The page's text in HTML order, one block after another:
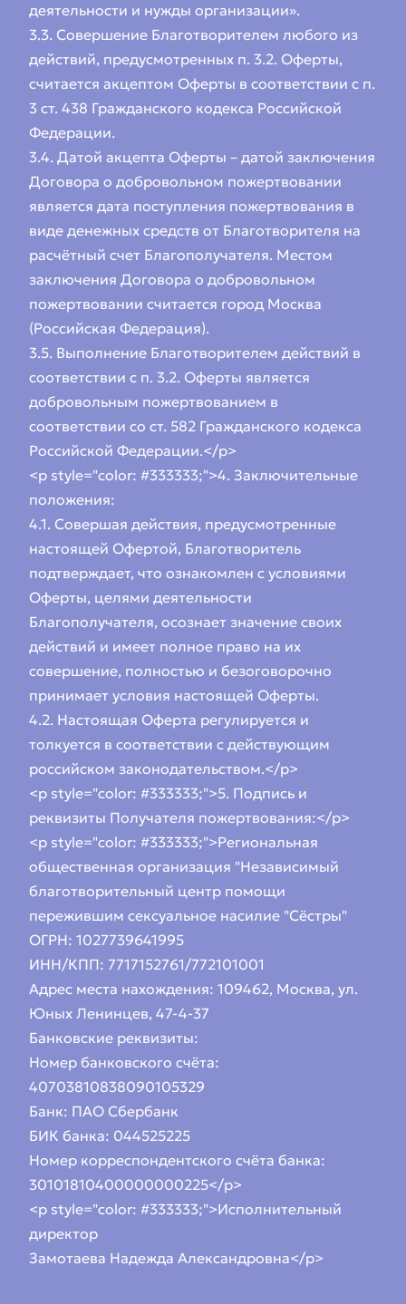
деятельности и нужды организации».
3.3. Совершение Благотворителем любого из
действий, предусмотренных п. 3.2. Оферты,
считается акцептом Оферты в соответствии с п.
3 ст. 438 Гражданского кодекса Российской
Федерации.
3.4. Датой акцепта Оферты – датой заключения
Договора о добровольном пожертвовании
является дата поступления пожертвования в
виде денежных средств от Благотворителя на
расчётный счет Благополучателя. Местом
заключения Договора о добровольном
пожертвовании считается город Москва
(Российская Федерация).
3.5. Выполнение Благотворителем действий в
соответствии с п. 3.2. Оферты является
добровольным пожертвованием в
соответствии со ст. 582 Гражданского кодекса
Российской Федерации.</p>
<p style="color: #333333;">4. Заключительные
положения:
4.1. Совершая действия, предусмотренные
настоящей Офертой, Благотворитель
подтверждает, что ознакомлен с условиями
Оферты, целями деятельности
Благополучателя, осознает значение своих
действий и имеет полное право на их
совершение, полностью и безоговорочно
принимает условия настоящей Оферты.
4.2. Настоящая Оферта регулируется и
толкуется в соответствии с действующим
российском законодательством.</p>
<p style="color: #333333;">5. Подпись и
реквизиты Получателя пожертвования:</p>
<p style="color: #333333;">Региональная
общественная организация "Независимый
благотворительный центр помощи
пережившим сексуальное насилие "Сёстры"
ОГРН: 1027739641995
ИНН/КПП: 7717152761/772101001
Адрес места нахождения: 109462, Москва, ул.
Юных Ленинцев, 47-4-37
Банковские реквизиты:
Номер банковского счёта:
40703810838090105329
Банк: ПАО Сбербанк
БИК банка: 044525225
Номер корреспондентского счёта банка:
30101810400000000225</p>
<p style="color: #333333;">Исполнительный
директор
Замотаева Надежда Александровна</p>